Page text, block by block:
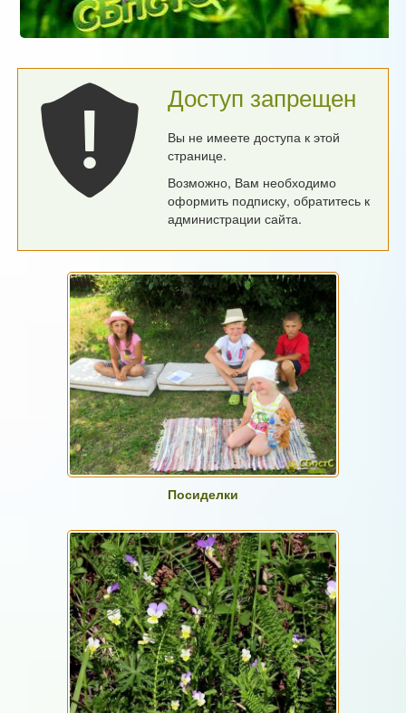
Доступ запрещен
Вы не имеете доступа к этой
странице.
Возможно, Вам необходимо
оформить подписку, обратитесь к
администрации сайта.
Посиделки